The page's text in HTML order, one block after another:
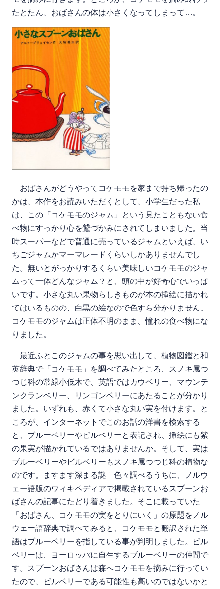
たとたん、おばさんの体は小さくなってしまって…。
おばさんがどうやってコケモモを家まで持ち帰ったの
かは、本作をお読みいただくとして、小学生だった私
は、この「コケモモのジャム」という見たこともない食
べ物にすっかり心を鷲づかみにされてしまいました。当
時スーパーなどで普通に売っているジャムといえば、い
ちごジャムかマーマレードくらいしかありませんでし
た。無いとがっかりするくらい美味しいコケモモのジャ
ムって一体どんなジャム？と、頭の中が好奇心でいっぱ
いです。小さな丸い果物らしきものが本の挿絵に描かれ
てはいるものの、白黒の絵なので色すら分かりません。
コケモモのジャムは正体不明のまま、憧れの食べ物にな
りました。
最近ふとこのジャムの事を思い出して、植物図鑑と和
英辞典で「コケモモ」を調べてみたところ、スノキ属つ
つじ科の常緑小低木で、英語ではカウベリー、マウンテ
ンクランベリー、リンゴンベリーにあたることが分かり
ました。いずれも、赤くて小さな丸い実を付けます。と
ころが、インターネットでこのお話の洋書を検索する
と、ブルーベリーやビルベリーと表記され、挿絵にも紫
の果実が描かれているではありませんか。そして、実は
ブルーベリーやビルベリーもスノキ属つつじ科の植物な
のです。ますます深まる謎！色々調べるうちに、ノルウ
ェー語版のウィキペディアで掲載されているスプーンお
ばさんの記事にたどり着きました。そこに載っていた
「おばさん、コケモモの実をとりにいく」の原題をノル
ウェー語辞典で調べてみると、コケモモと翻訳された単
語はブルーベリーを指している事が判明しました。ビル
ベリーは、ヨーロッパに自生するブルーベリーの仲間で
す。スプーンおばさんは森へコケモモを摘みに行ってい
たので、ビルベリーである可能性も高いのではないかと